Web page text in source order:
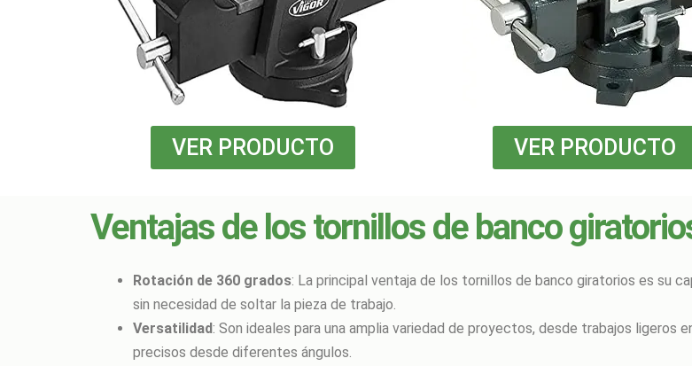
VER PRODUCTO VER PRODUCTO
Ventajas de los tornillos de banco
Rotación de 360 grados: La principal ventaja de los tornillos de banco giratorios es su
sin necesidad de soltar la pieza de trabajo.
Versatilidad: Son ideales para una amplia variedad de proyectos, desde trabajos ligeros
precisos desde diferentes ángulos.